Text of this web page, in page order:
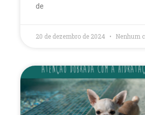
de
20 de dezembro de 2024 Nenhum